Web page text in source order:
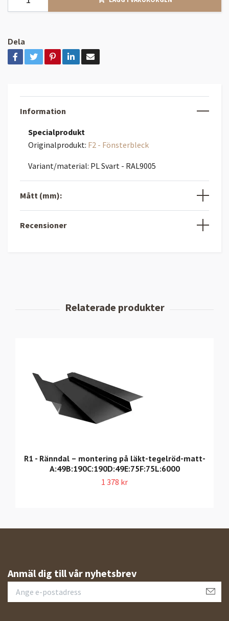
Dela
Information
Specialprodukt
Originalprodukt: F2 - Fönsterbleck
Variant/material: PL Svart - RAL9005
Mått (mm):
Recensioner
R1 - Ränndal – montering på läkt-tegelröd-matt-
A:49B:190C:190D:49E:75F:75L:6000
1 378 kr
Anmäl dig till vår nyhetsbrev